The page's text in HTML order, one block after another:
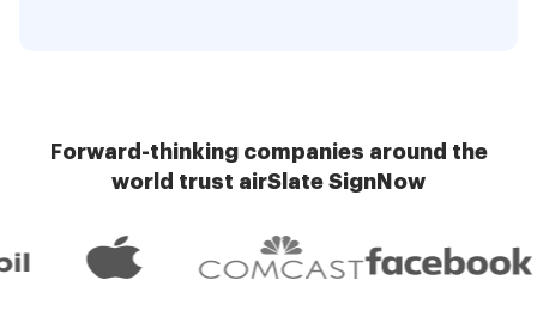
Forward-thinking companies around the
world trust airSlate SignNow